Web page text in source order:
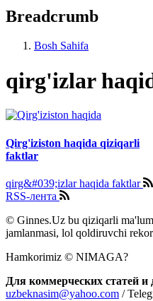
Breadcrumb
Bosh Sahifa
qirg'izlar
Qirg'iziston haqida qiziqarli
faktlar
qirg&#039;izlar haqida faktlar
RSS-лента
© Ginnes.Uz bu qiziqarli
jamlanmasi, lol qoldiruvchi
Hamkorimiz © NIMAGA?
Для коммерческих статей и
uzbeknasim@yahoo.com /